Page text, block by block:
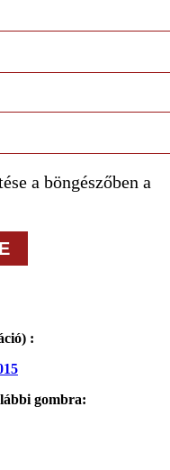
a böngészőben a
:
gombra: